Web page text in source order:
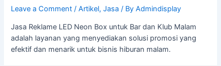
Leave a Comment /Artikel,Jasa / ByAdmindisplay
Jasa Reklame LED Neon Box untuk Bar dan Klub Malam
adalah layanan yang menyediakan solusi promosi yang
efektif dan menarik untuk bisnis hiburan malam.